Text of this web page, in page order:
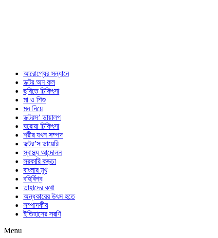
আরোগ্যের সন্ধানে
ডক্টর অন কল
ছবিতে চিকিৎসা
মা ও শিশু
মন নিয়ে
ডক্টরস’ ডায়ালগ
ঘরোয়া চিকিৎসা
শরীর যখন সম্পদ
ডক্টর’স ডায়েরি
স্বাস্থ্য আন্দোলন
সরকারি কড়চা
বাংলার মুখ
বহির্বিশ্ব
তাহাদের কথা
অন্ধকারের উৎস হতে
সম্পাদকীয়
ইতিহাসের সরণি
Menu